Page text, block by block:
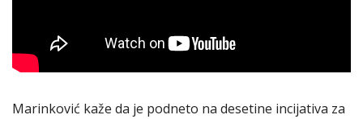
Marinković kaže da je podneto na desetine incijativa za